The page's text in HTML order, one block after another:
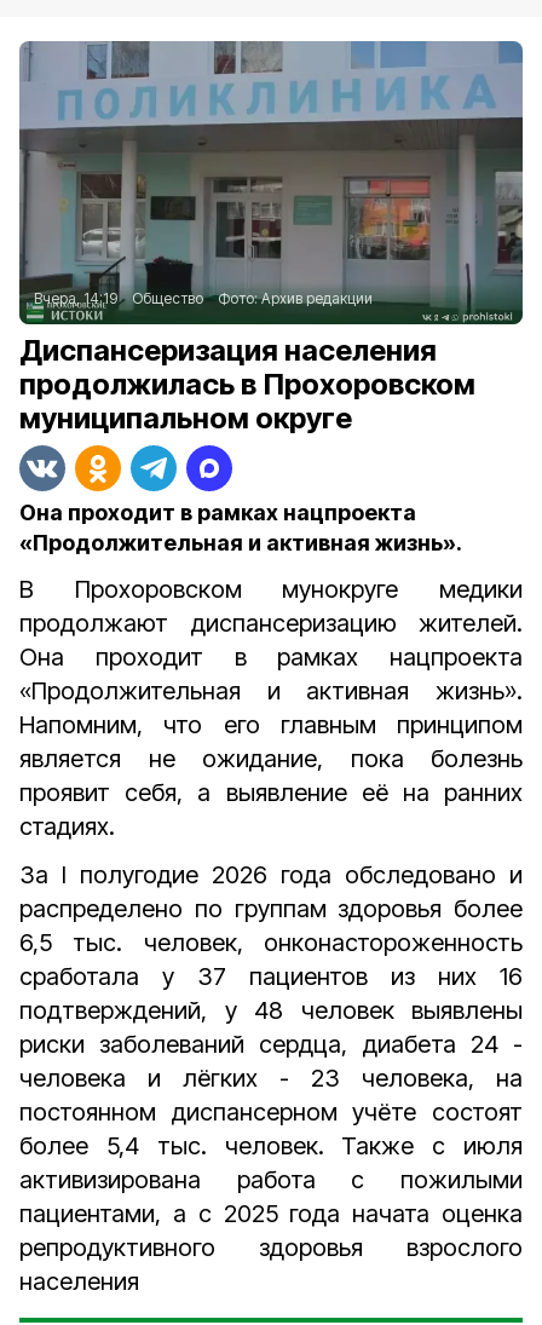
Вчера, 14:19 Общество Фото:Архив редакции
Диспансеризация населения
продолжилась в Прохоровском
муниципальном округе
Она проходит в рамках нацпроекта
«Продолжительная и активная жизнь».
В Прохоровском мунокруге медики
продолжают диспансеризацию жителей.
Она проходит в рамках нацпроекта
«Продолжительная и активная жизнь».
Напомним, что его главным принципом
является не ожидание, пока болезнь
проявит себя, а выявление её на ранних
стадиях.
За I полугодие 2026 года обследовано и
распределено по группам здоровья более
6,5 тыс. человек, онконастороженность
сработала у 37 пациентов из них 16
подтверждений, у 48 человек выявлены
риски заболеваний сердца, диабета 24 -
человека и лёгких - 23 человека, на
постоянном диспансерном учёте состоят
более 5,4 тыс. человек. Также с июля
активизирована работа с пожилыми
пациентами, а с 2025 года начата оценка
репродуктивного здоровья взрослого
населения